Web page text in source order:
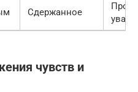
Сдержанное
чувств и